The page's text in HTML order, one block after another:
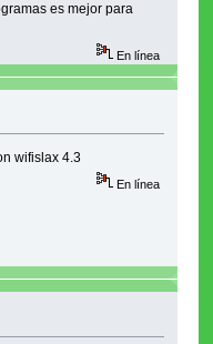
es mejor para
En línea
wifislax 4.3
En línea